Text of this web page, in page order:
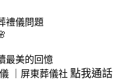
禮儀問題
最美的回憶
｜ 屏東葬儀社 點我通話